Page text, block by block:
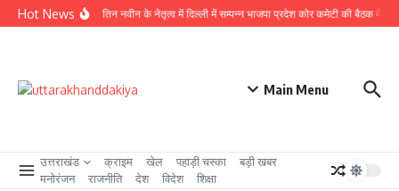
Skip to content
Hot News
राष्ट्रीय अध्यक्ष नितिन नवीन के नेतृत्व में दिल्ली में सम्पन्न भाजपा प्रदेश कोर कमेटी की बैठक में लिये गये
Main Menu
उत्तराखंड क्राइम खेल पहाड़ी चस्का
बड़ी खबर
मनोरंजन
राजनीति देश विदेश शिक्षा